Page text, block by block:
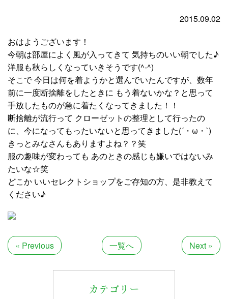
2015.09.02
おはようございます！
今朝は部屋によく風が入ってきて 気持ちのいい朝でした♪
洋服も秋らしくなっていきそうです(^-^)
そこで 今日は何を着ようかと選んでいたんですが、数年
前に一度断捨離をしたときに もう着ないかな？と思って
手放したものが急に着たくなってきました！！
断捨離が流行って クローゼットの整理として行ったの
に、今になってもったいないと思ってきました(´・ω・`)
きっとみなさんもありますよね？？笑
服の趣味が変わっても あのときの感じも嫌いではないみ
たいな☆笑
どこか いいセレクトショップをご存知の方、是非教えて
ください♪
« Previous 一覧へ Next »
カテゴリー